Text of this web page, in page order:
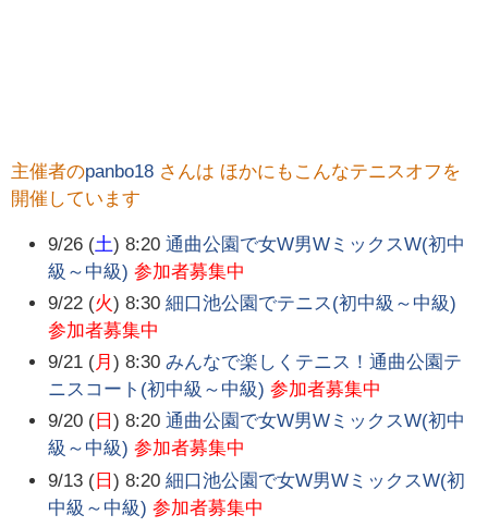
主催者のpanbo18 さんは ほかにもこんなテニスオフを
開催しています
9/26 (土) 8:20 通曲公園で女W男WミックスW(初中
級～中級) 参加者募集中
9/22 (火) 8:30 細口池公園でテニス(初中級～中級)
参加者募集中
9/21 (月) 8:30 みんなで楽しくテニス！通曲公園テ
ニスコート(初中級～中級) 参加者募集中
9/20 ( 日) 8:20 通曲公園で女W男WミックスW(初中
級～中級) 参加者募集中
9/13 ( 日) 8:20 細口池公園で女W男WミックスW(初
中級～中級) 参加者募集中